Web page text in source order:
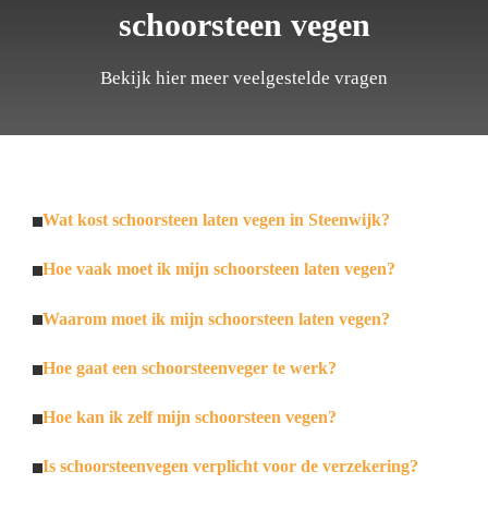
schoorsteen vegen
Bekijk hier meer veelgestelde vragen
Wat kost schoorsteen laten vegen in Steenwijk?
Hoe vaak moet ik mijn schoorsteen laten vegen?
Waarom moet ik mijn schoorsteen laten vegen?
Hoe gaat een schoorsteenveger te werk?
Hoe kan ik zelf mijn schoorsteen vegen?
Is schoorsteenvegen verplicht voor de verzekering?